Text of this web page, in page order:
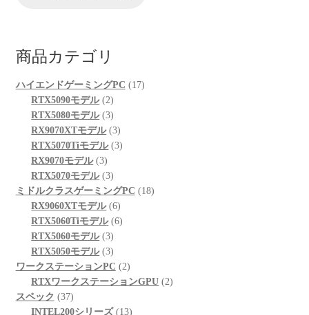
商品カテゴリ
ハイエンドゲーミングPC 1717
RTX5090モデル 22
個
の
商
RTX5080モデル 33
個
の
品
RX9070XTモデル 33
個
品
RTX5070Tiモデル 33
商
品
RX9070モデル 33
個
の
商
品
RTX5070モデル 33
個
の
商
品
ミドルクラスゲーミングPC 1818
RX9060XTモデル 66
個
品
RTX5060Tiモデル 66
商
品
RTX5060モデル 33
個
の
商
RTX5050モデル 33
個
の
品
ワークステーションPC 22
個
商
RTXワークステーションGPU 22
スペック 3737
個
INTEL200シリーズ 1313